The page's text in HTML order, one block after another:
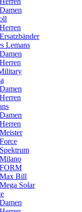
Damen
Herren
Ersatzbänder
Lemans
Damen
Herren
Damen
Herren
Damen
Herren
Meister
Force
Spektrum
Milano
FORM
Max Bill
Mega Solar
Damen